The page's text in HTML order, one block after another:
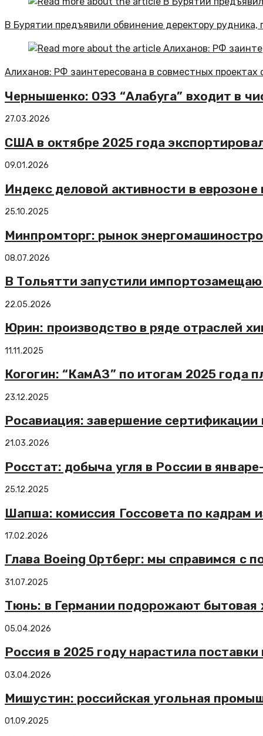
В Бурятии предъявили обвинение деректору рудника,
Алиханов: РФ заинтересована в совместных
Чернышенко: ОЭЗ “Алабуга” входит в
27.03.2026
США в октябре 2025 года
09.01.2026
Индекс деловой активности в
25.10.2025
Минпромторг: рынок
08.07.2026
В Тольятти запустили
22.05.2026
Юрин: производство в ряде отраслей
11.11.2025
Когогин: “КамАЗ” по итогам 2025 года
23.12.2025
Росавиация: завершение
21.03.2026
Росстат: добыча угля в России в
25.12.2025
Шапша: комиссия Госсовета по кадрам
17.02.2026
Глава Boeing Ортберг: мы справимся с
31.07.2025
Тюнь: в Германии подорожают бытовая
05.04.2026
Россия в 2025 году нарастила
03.04.2026
Мишустин: российская угольная
01.09.2025